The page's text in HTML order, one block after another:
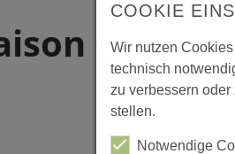
de
COOKIE
Wir nutzen
technisch
zu verbessern
stellen.
Notwendige